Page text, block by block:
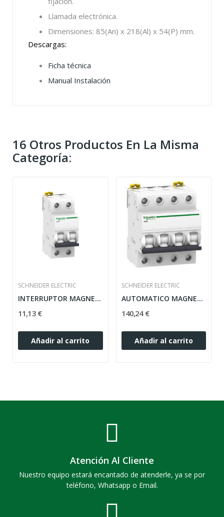
Llamada electrónica.
Dimensiones: 85(An) x 218(Al) x 54(P) mm.
Descargas:
Ficha técnica
Manual Instalación
16 Otros Productos En La Misma
Categoría:
SCHNEIDER ELECTRIC
INTERRUPTOR MAGNETOTÉRMICO 2P 10A A9K17210...
11,13 €
Añadir al carrito
SCHNEIDER ELECTRIC
AUTOMATICO MAGNETOTERMICO A9K24450 4P 50A IK60N...
140,24 €
Añadir al carrito
Atención Al Cliente
Nuestro equipo estará encantado de atenderle, ya se por
teléfono, Whatsapp o Email.